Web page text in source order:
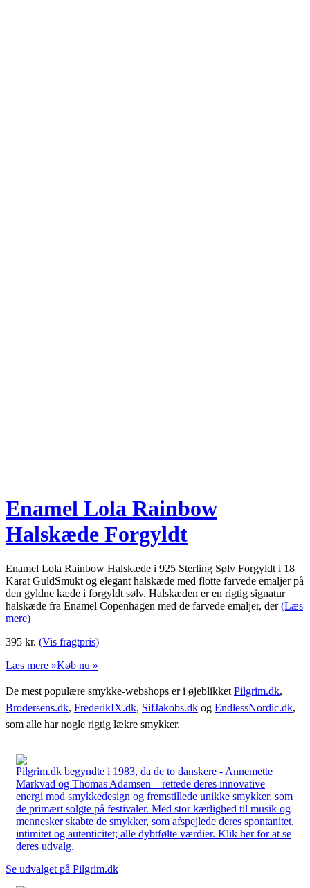
Enamel Lola Rainbow
Halskæde Forgyldt
Enamel Lola Rainbow Halskæde i 925 Sterling Sølv Forgyldt i 18
Karat GuldSmukt og elegant halskæde med flotte farvede emaljer på
den gyldne kæde i forgyldt sølv. Halskæden er en rigtig signatur
halskæde fra Enamel Copenhagen med de farvede emaljer, der(Læs
mere)
395 kr. (Vis fragtpris)
Læs mere »Køb nu »
De mest populære smykke-webshops er i øjeblikket Pilgrim.dk,
Brodersens.dk, FrederikIX.dk, SifJakobs.dk og EndlessNordic.dk,
som alle har nogle rigtig lækre smykker.
Pilgrim.dk begyndte i 1983, da de to danskere - Annemette
Markvad og Thomas Adamsen – rettede deres innovative
energi mod smykkedesign og fremstillede unikke smykker, som
de primært solgte på festivaler. Med stor kærlighed til musik og
mennesker skabte de smykker, som afspejlede deres spontanitet,
intimitet og autenticitet; alle dybtfølte værdier. Klik her for at se
deres udvalg.
Se udvalget på Pilgrim.dk